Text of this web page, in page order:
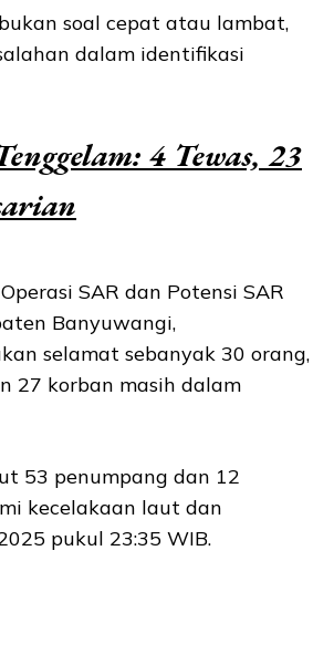
soal cepat atau lambat,
dalam identifikasi
4 Tewas, 23
SAR dan Potensi SAR
Banyuwangi,
selamat sebanyak 30 orang,
27 korban masih dalam
53 penumpang dan 12
kecelakaan laut dan
pukul 23:35 WIB.